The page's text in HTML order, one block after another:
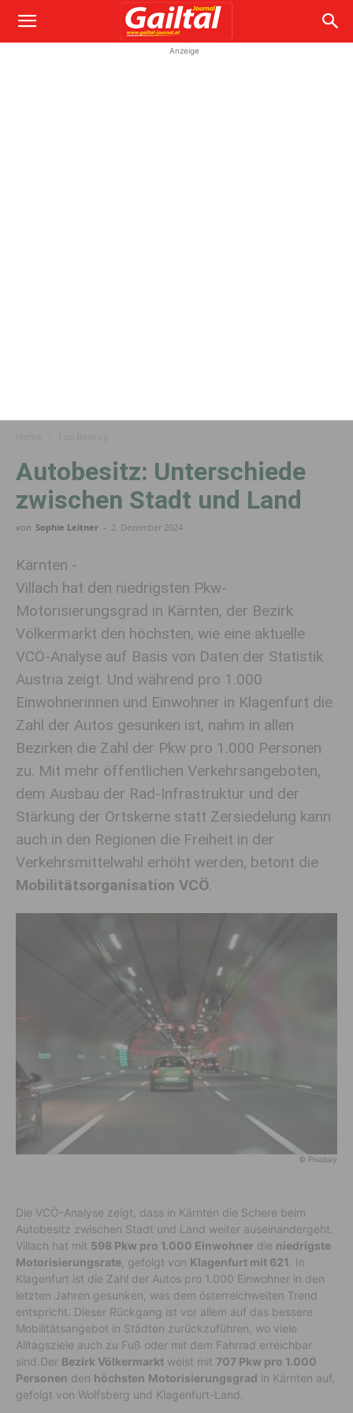
Anzeige
Autobesitz: Unterschiede
zwischen Stadt und Land
von Sophie Leitner - 2. Dezember 2024
Kärnten -
Villach hat den niedrigsten Pkw-
Motorisierungsgrad in Kärnten, der Bezirk
Völkermarkt den höchsten, wie eine aktuelle
VCÖ-Analyse auf Basis von Daten der Statistik
Austria zeigt. Und während pro 1.000
Einwohnerinnen und Einwohner in Klagenfurt die
Zahl der Autos gesunken ist, nahm in allen
Bezirken die Zahl der Pkw pro 1.000 Personen
zu. Mit mehr öffentlichen Verkehrsangeboten,
dem Ausbau der Rad-Infrastruktur und der
Stärkung der Ortskerne statt Zersiedelung kann
auch in den Regionen die Freiheit in der
Verkehrsmittelwahl erhöht werden, betont die
Mobilitätsorganisation VCÖ.
© Pixabay
Die VCÖ-Analyse zeigt, dass in Kärnten die Schere beim
Autobesitz zwischen Stadt und Land weiter auseinandergeht.
Villach hat mit 598 Pkw pro 1.000 Einwohner die niedrigste
Motorisierungsrate , gefolgt von Klagenfurt mit 621
. In
Klagenfurt ist die Zahl der Autos pro 1.000 Einwohner in den
letzten Jahren gesunken, was dem österreichweiten Trend
entspricht. Dieser Rückgang ist vor allem auf das bessere
Mobilitätsangebot in Städten zurückzuführen, wo viele
Alltagsziele auch zu Fuß oder mit dem Fahrrad erreichbar
sind.Der Bezirk Völkermarkt weist mit 707 Pkw pro 1.000
Personen den höchsten Motorisierungsgrad in Kärnten auf,
gefolgt von Wolfsberg und Klagenfurt-Land.